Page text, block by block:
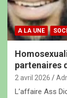
A LA UNE
partenaires
2 avril 2026
L’affaire Ass